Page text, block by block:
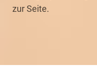
zur Seite.